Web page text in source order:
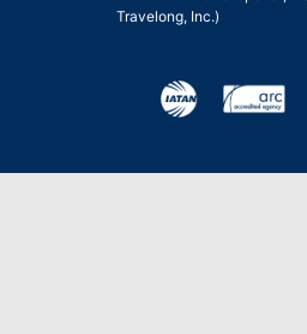
Travelong, Inc.)